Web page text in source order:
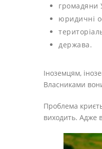
громадяни
юридичні
держава.
Іноземцям,
Власниками
Проблема
виходить. Адже